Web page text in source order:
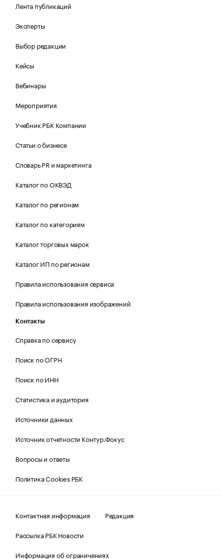
Лента публикаций
Эксперты
Выбор редакции
Кейсы
Вебинары
Мероприятия
Учебник РБК Компании
Статьи о бизнесе
Словарь PR и маркетинга
Каталог по ОКВЭД
Каталог по регионам
Каталог по категориям
Каталог торговых марок
Каталог ИП по регионам
Правила использования сервиса
Правила использования изображений
Контакты
Справка по сервису
Поиск по ОГРН
Поиск по ИНН
Статистика и аудитория
Источники данных
Источник отчетности Контур.Фокус
Вопросы и ответы
Политика Cookies РБК
Контактная информация
Редакция
Рассылка РБК Новости
Информация об ограничениях